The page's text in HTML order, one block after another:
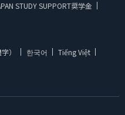
STUDY SUPPORT奨学金
） 한국어
Tiếng Việt